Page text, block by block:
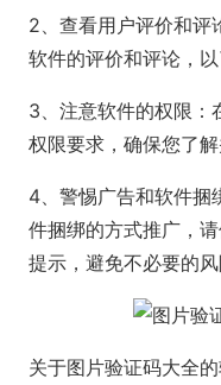
2、查看用户评价和评
软件的评价和评论，
3、注意软件的权限：
权限要求，确保您了
4、警惕广告和软件捆
件捆绑的方式推广，
提示，避免不必要的风
关于图片验证码大全